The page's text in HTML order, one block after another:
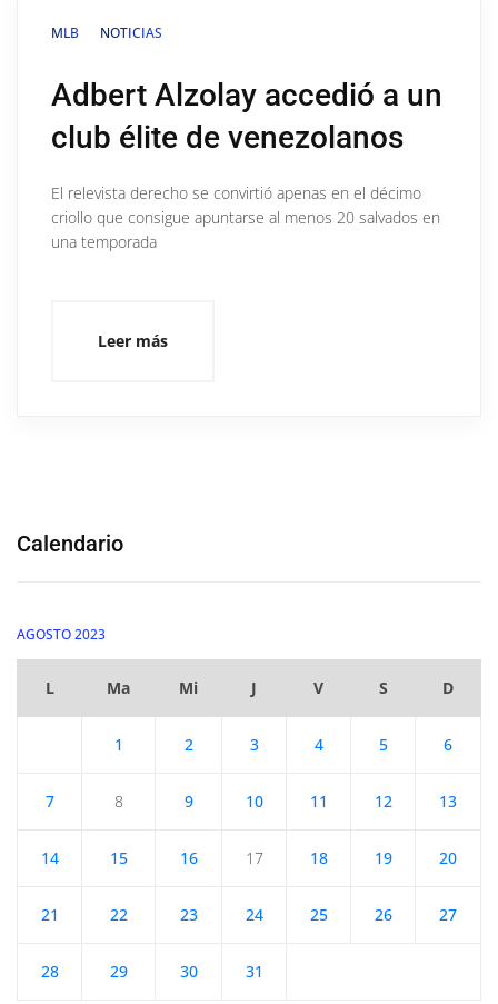
MLB NOTICIAS
Adbert Alzolay accedió a un
club élite de venezolanos
El relevista derecho se convirtió apenas en el décimo
criollo que consigue apuntarse al menos 20 salvados en
una temporada
Leer más
Calendario
AGOSTO 2023
L Ma Mi J V S D
1 2 3 4 5 6
7 8 9 10 11 12 13
14 15 16 17 18 19 20
21 22 23 24 25 26 27
28 29 30 31